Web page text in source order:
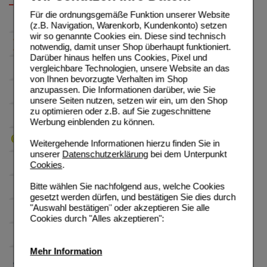
Für die ordnungsgemäße Funktion unserer Website
(z.B. Navigation, Warenkorb, Kundenkonto) setzen
wir so genannte Cookies ein. Diese sind technisch
notwendig, damit unser Shop überhaupt funktioniert.
Darüber hinaus helfen uns Cookies, Pixel und
vergleichbare Technologien, unsere Website an das
von Ihnen bevorzugte Verhalten im Shop
anzupassen. Die Informationen darüber, wie Sie
unsere Seiten nutzen, setzen wir ein, um den Shop
zu optimieren oder z.B. auf Sie zugeschnittene
Werbung einblenden zu können.
Weitergehende Informationen hierzu finden Sie in
unserer Datenschutzerklärungbei dem Unterpunkt
Cookies.
Bitte wählen Sie nachfolgend aus, welche Cookies
gesetzt werden dürfen, und bestätigen Sie dies durch
"Auswahl bestätigen" oder akzeptieren Sie alle
Cookies durch "Alles akzeptieren":
Mehr Information